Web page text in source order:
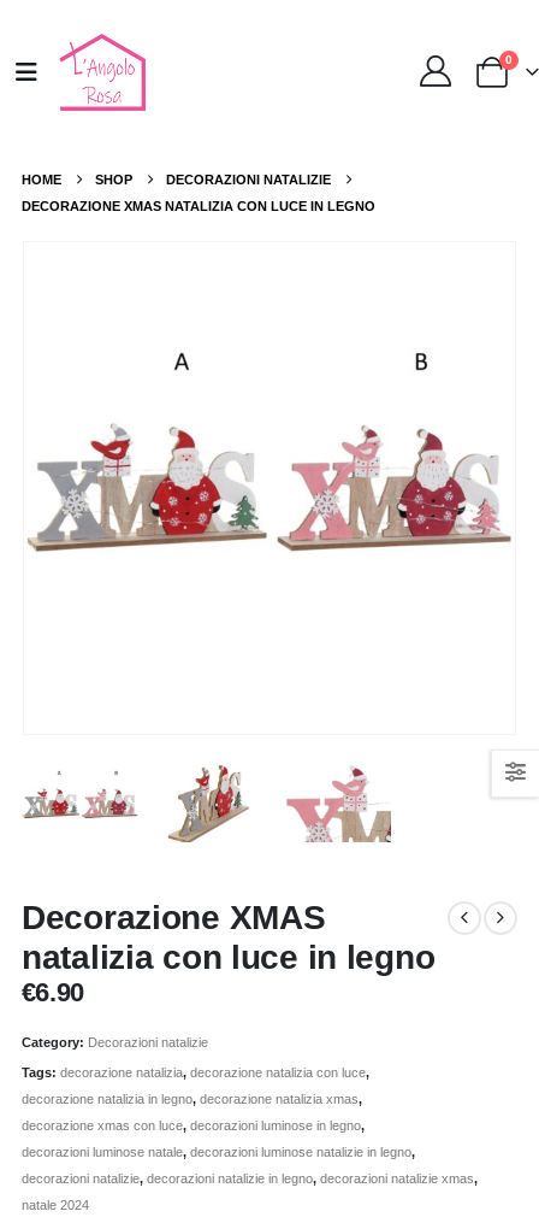
0
HOME SHOP
DECORAZIONI NATALIZIE
DECORAZIONE XMAS NATALIZIA CON LUCE IN LEGNO
Decorazione XMAS
natalizia con luce in legno
€6.90
Category: Decorazioni natalizie
Tags: decorazione natalizia, decorazione natalizia con luce,
decorazione natalizia in legno, decorazione natalizia xmas,
decorazione xmas con luce, decorazioni luminose in legno,
decorazioni luminose natale, decorazioni luminose natalizie in legno,
decorazioni natalizie, decorazioni natalizie in legno, decorazioni natalizie xmas,
natale 2024